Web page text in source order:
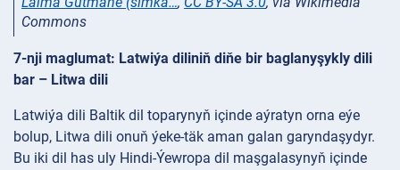
Commons
7-nji maglumat: Latwiýa diliniň diňe bir baglanyşykly dili
bar – Litwa dili
Latwiýa dili Baltik dil toparynyň içinde aýratyn orna eýe
bolup, Litwa dili onuň ýeke-täk aman galan garyndaşydyr.
Bu iki dil has uly Hindi-Ýewropa dil maşgalasynyň içinde